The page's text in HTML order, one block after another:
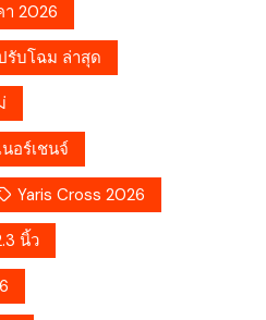
า 2026
รับโฉม ล่าสุด
อร์เชนจ์
Yaris Cross 2026
นิ้ว